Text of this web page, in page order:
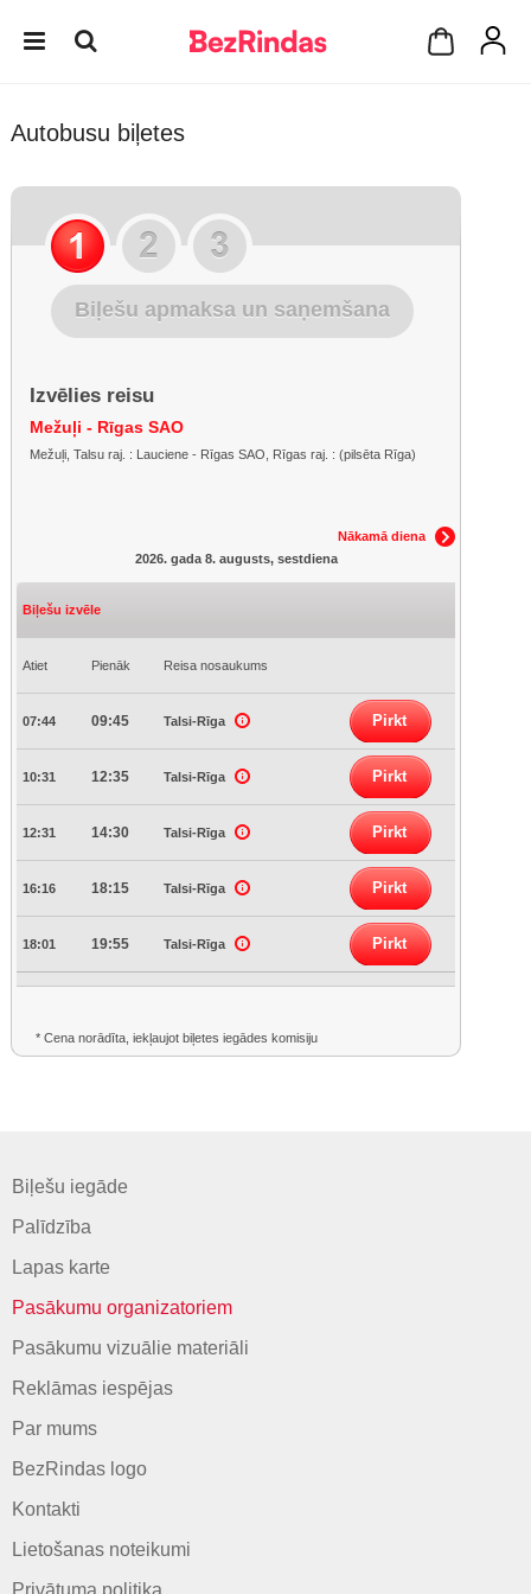
Autobusu biļetes
Biļešu apmaksa un saņemšana
Izvēlies reisu
Mežuļi - Rīgas SAO
Mežuļi, Talsu raj. : Lauciene - Rīgas SAO, Rīgas raj. : (pilsēta Rīga)
Nākamā diena
2026. gada 8. augusts, sestdiena
Biļešu izvēle
Atiet Pienāk Reisa nosaukums
07:44 09:45 Talsi-Rīga Pirkt
10:31 12:35 Talsi-Rīga Pirkt
12:31 14:30 Talsi-Rīga Pirkt
16:16 18:15 Talsi-Rīga Pirkt
18:01 19:55 Talsi-Rīga Pirkt
* Cena norādīta, iekļaujot biļetes iegādes komisiju
Biļešu iegāde
Palīdzība
Lapas karte
Pasākumu organizatoriem
Pasākumu vizuālie materiāli
Reklāmas iespējas
Par mums
BezRindas logo
Kontakti
Lietošanas noteikumi
Privātuma politika